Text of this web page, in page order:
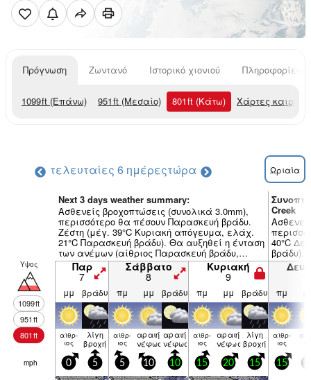
Πρόγνωση Ζωντανό Ιστορικό χιονιού Πληροφορίες
1099ft (Επάνω) 951ft (Μεσαίο) 801ft (Κάτω) Χάρτες καιρού
τελευταίες 6 ημέρεςτώρα Ωριαία
Next 3 days weather summary:
Ασθενείς βροχοπτώσεις (συνολικά 3.0mm),
περισσότερο θα πέσουν Παρασκευή βράδυ.
Ζέστη (μέγ. 39°C Κυριακή απόγευμα, ελάχ.
21°C Παρασκευή βράδυ). Θα αυξηθεί η ένταση
των ανέμων (αίθριος Παρασκευή βράδυ,
ψυχροί άνεμοι ΝΝΔ από Κυριακή πρωΐ).
Creek
40°C
βράδυ).
άνεμοι
από
Υψος
1099ft
951ft
801ft
Παρ
7
Σάββατο
8
Κυριακή
9
μμ βράδυ πμ μμ βράδυ πμ μμ βράδυ πμ
αίθρ­
ιος
λίγη
βροχή
αίθρ­
ιος
αραιή
νέφωση
αραιή
νέφωση
αίθρ­
ιος
αραιή
νέφωση
λίγη
βροχή
αίθρ­
ιος
mph 0 5 5 10 10 15 20 15 15